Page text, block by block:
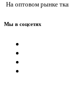
На оптовом рынке
Мы в соцсетях